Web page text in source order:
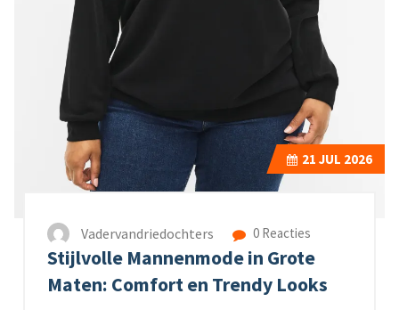
21 JUL 2026
Vadervandriedochters 0 Reacties
Stijlvolle Mannenmode in Grote
Maten: Comfort en Trendy Looks